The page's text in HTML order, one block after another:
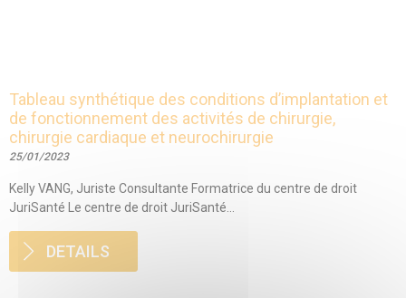
Tableau synthétique des conditions d’implantation et
de fonctionnement des activités de chirurgie,
chirurgie cardiaque et neurochirurgie
25/01/2023
Kelly VANG, Juriste Consultante Formatrice du centre de droit
JuriSanté Le centre de droit JuriSanté...
DETAILS